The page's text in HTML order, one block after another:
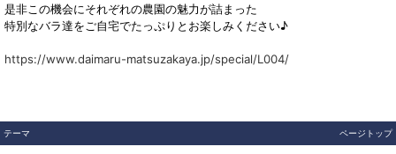
是非この機会にそれぞれの農園の魅力が詰まった
特別なバラ達をご自宅でたっぷりとお楽しみください♪
https://www.daimaru-matsuzakaya.jp/special/L004/
テーマ ページトップ